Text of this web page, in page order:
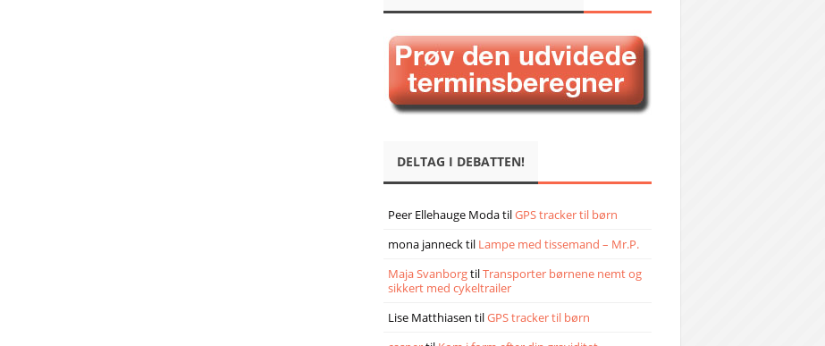
DELTAG I DEBATTEN!
Peer Ellehauge ModatilGPS tracker til børn
mona jannecktil Lampe med tissemand – Mr.P.
Maja SvanborgtilTransporter børnene nemt og
sikkert med cykeltrailer
Lise Matthiasen tilGPS tracker til børn